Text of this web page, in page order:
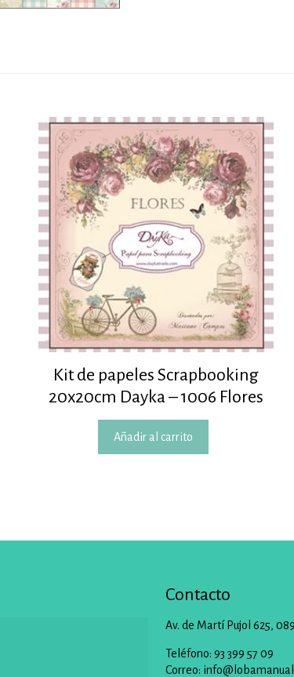
Kit de papeles Scrapbooking
20x20cm Dayka – 1006 Flores
Añadir al carrito
Contacto
Av. de Martí Pujol 625,
Teléfono: 93 399 57 09
Correo: